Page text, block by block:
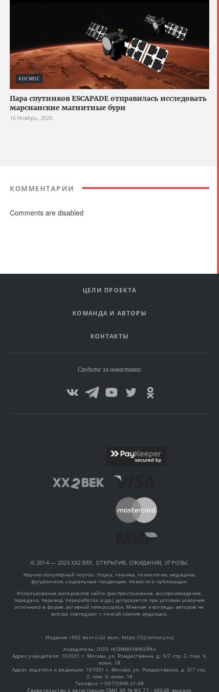
КОСМОС
Пара спутников ESCAPADE отправилась исследовать
марсианские магнитные бури
16 Ноябрь, 2025
КОММЕНТАРИИ
Comments are disabled
ЦЕЛИ ПРОЕКТА
КОМАНДА И АВТОРЫ
КОНТАКТЫ
Следите за новостями:
© 2014 — 2025 XX2 ВЕК. ОТКРЫТИЯ, ОЖИДАНИЯ, УГРОЗЫ.
Научно-популярный портал. Наука, техника, технологии, медицина,
футурология, социальные тенденции. Новости и публикации.
Использование материалов сайта (распространение, воспроизведение,
передача, перевод, переработка и др.) допускается при условии указания
источника в форме активной гиперссылки. Мнения и взгляды авторов не
всегда совпадают с точкой зрения редакции.
Издание «XX2 век» («22 век», https://22century.ru)
Учредитель: OOO «КОММУНИКЕЙК»
Адрес учредителя: 107031 г. Москва, ул. Рождественка, д. 5/7 стр. 2, пом. V,
комн. 18
Адрес издателя и редакции: 107031 г. Москва, ул. Рождественка, д. 5/7 стр.
2, пом. V, комн. 18
Телефон: +7(977)948-21-08
Свидетельство о регистрации СМИ ЭЛ № ФС 77 - 68048, выдано